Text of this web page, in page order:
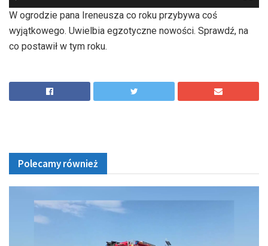
W ogrodzie pana Ireneusza co roku przybywa coś
wyjątkowego. Uwielbia egzotyczne nowości. Sprawdź, na
co postawił w tym roku.
Polecamy również